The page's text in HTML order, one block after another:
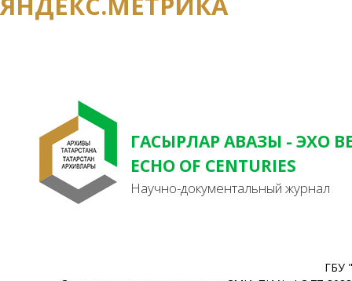
ГАСЫРЛАР АВАЗЫ - ЭХО
ECHO OF CENTURIES
Научно-документальный журнал
ГБУ